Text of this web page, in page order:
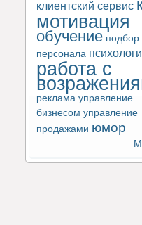
клиентский сервис
мотивация
обучение подбор
персонала
работа с
реклама управление
бизнесом управление
продажами юмор